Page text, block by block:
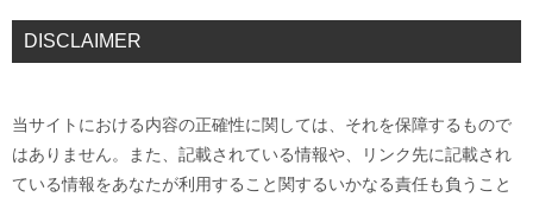
DISCLAIMER
当サイトにおける内容の正確性に関しては、それを保障するもので
はありません。また、記載されている情報や、リンク先に記載され
ている情報をあなたが利用すること関するいかなる責任も負うこと